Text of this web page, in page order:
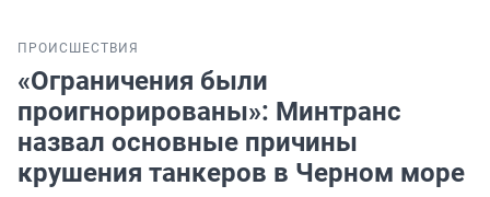
ПРОИСШЕСТВИЯ
«Ограничения были
проигнорированы»: Минтранс
назвал основные причины
крушения танкеров в Черном море